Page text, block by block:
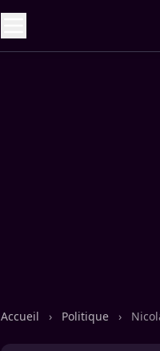
Accueil › Politique ›